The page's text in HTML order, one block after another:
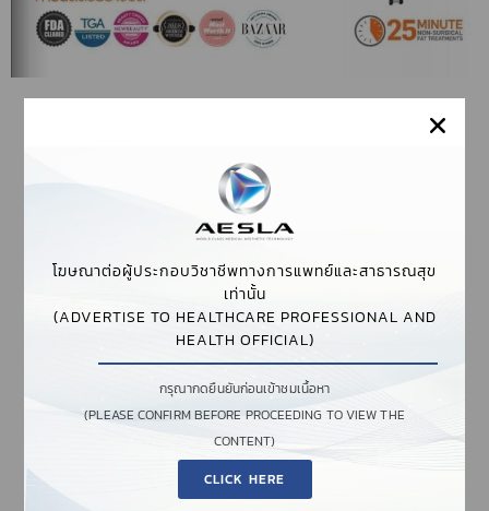
BROCHURE ‘SCULPSURE’
FREE DOWNLOAD
โบรชัวร์ ‘SCULPSURE’
FREE DOWNLOAD
โฆษณาต่อผู้ประกอบวิชาชีพทางการแพทย์และสาธารณสุข
เท่านั้น
(ADVERTISE TO HEALTHCARE PROFESSIONAL AND
HEALTH OFFICIAL)
กรุณากดยืนยันก่อนเข้าชมเนื้อหา
(PLEASE CONFIRM BEFORE PROCEEDING TO VIEW THE
CONTENT)
CLICK HERE